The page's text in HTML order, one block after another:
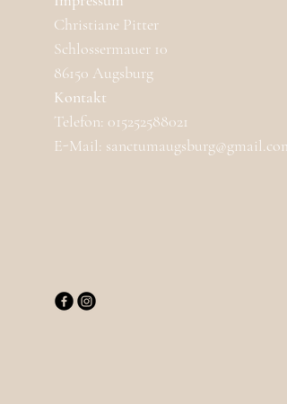
Christiane Pitter
Schlossermauer 10
86150 Augsburg
Kontakt
Telefon: 015252588021
E-Mail: